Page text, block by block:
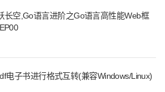
长空,Go语言进阶之Go语言高性能Web框
电子书进行格式互转(兼容Windows/Linux)